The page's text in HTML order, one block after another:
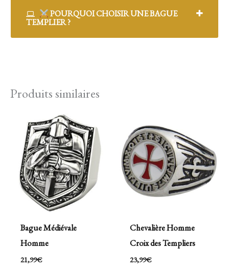
POURQUOI CHOISIR UNE BAGUE
TEMPLIER ?
Produits similaires
Bague Médiévale
Homme
21,99€
Chevalière Homme
Croix des Templiers
23,99€